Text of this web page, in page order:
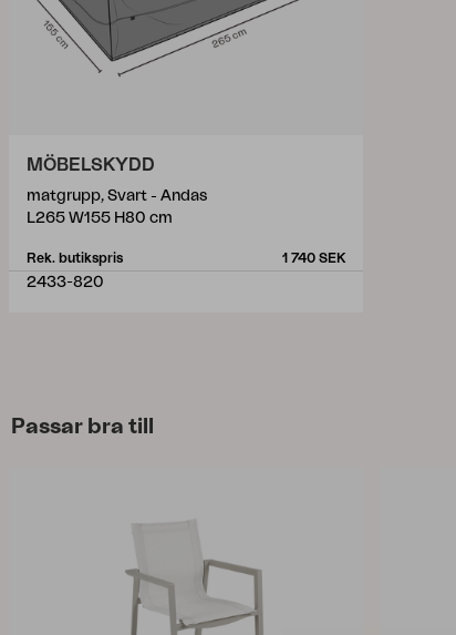
MÖBELSKYDD
matgrupp, Svart - Andas
L265 W155 H80 cm
Rek. butikspris 1 740 SEK
2433-820
Passar bra till